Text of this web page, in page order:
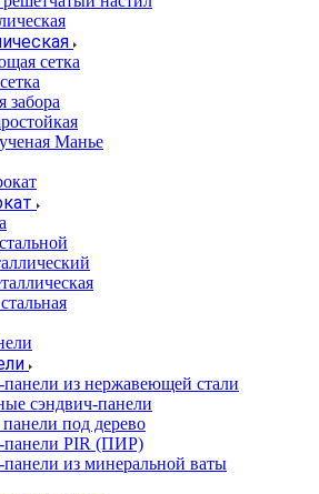
сетка
забора
Манье
панели из нержавеющей стали
сэндвич-панели
под дерево
панели PIR (ПИР)
из минеральной ваты